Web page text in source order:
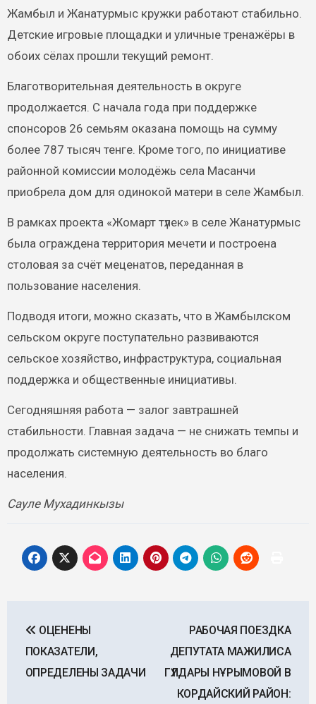
Жамбыл и Жанатурмыс кружки работают стабильно.
Детские игровые площадки и уличные тренажёры в
обоих сёлах прошли текущий ремонт.
Благотворительная деятельность в округе
продолжается. С начала года при поддержке
спонсоров 26 семьям оказана помощь на сумму
более 787 тысяч тенге. Кроме того, по инициативе
районной комиссии молодёжь села Масанчи
приобрела дом для одинокой матери в селе Жамбыл.
В рамках проекта «Жомарт түлек» в селе Жанатурмыс
была ограждена территория мечети и построена
столовая за счёт меценатов, переданная в
пользование населения.
Подводя итоги, можно сказать, что в Жамбылском
сельском округе поступательно развиваются
сельское хозяйство, инфраструктура, социальная
поддержка и общественные инициативы.
Сегодняшняя работа — залог завтрашней
стабильности. Главная задача — не снижать темпы и
продолжать системную деятельность во благо
населения.
Сауле Мухадинкызы
по
записям
ОЦЕНЕНЫ
ПОКАЗАТЕЛИ,
ОПРЕДЕЛЕНЫ ЗАДАЧИ
РАБОЧАЯ ПОЕЗДКА
ДЕПУТАТА МАЖИЛИСА
ГҮЛДАРЫ НҰРЫМОВОЙ В
КОРДАЙСКИЙ РАЙОН: